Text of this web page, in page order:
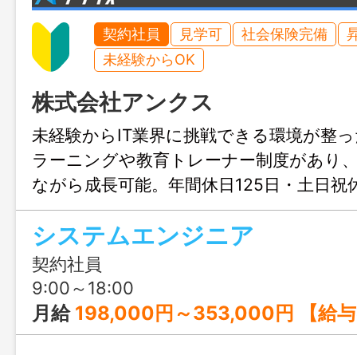
契約社員 見学可 社会保険完備
未経験からOK
株式会社アンクス
未経験からIT業界に挑戦できる環境が整
ラーニングや教育トレーナー制度があり
ながら成長可能。年間休日125日・土日祝
く、服装自由や社内Barなど自由な社風も
開発やWebサービス営業に興味がある方
システムエンジニア
契約社員
9:00～18:00
月給 198,000円～353,000円 【給与の内訳】 基本給：180,000円～325,000円 住宅手当：